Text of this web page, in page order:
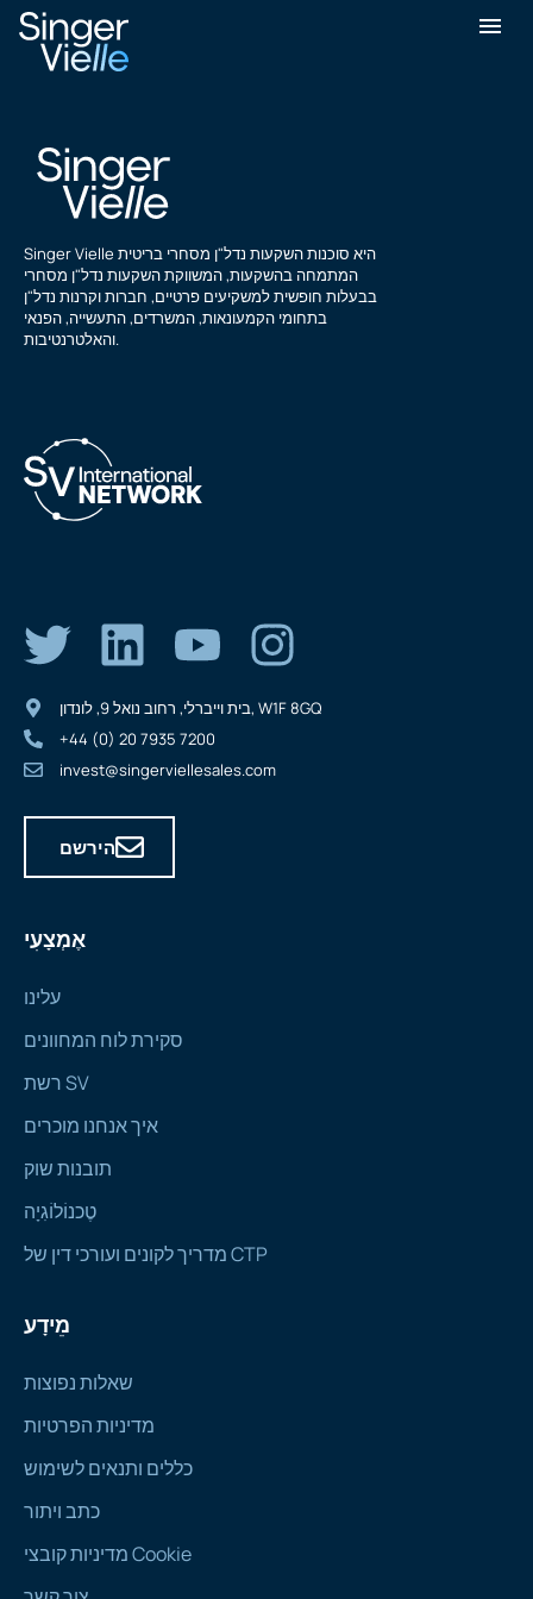
מייקל בלקשאו
Singer Vielle היא סוכנות השקעות נדל"ן מסחרי בריטית
המתמחה בהשקעות, המשווקת השקעות נדל"ן מסחרי
בבעלות חופשית למשקיעים פרטיים, חברות וקרנות נדל"ן
בתחומי הקמעונאות, המשרדים, התעשייה, הפנאי
והאלטרנטיבות.
אֶמְצָעִי
עלינו
סקירת לוח המחוונים
רשת SV
איך אנחנו מוכרים
תובנות שוק
טֶכנוֹלוֹגִיָה
מדריך לקונים ועורכי דין של CTP
מֵידָע
שאלות נפוצות
מדיניות הפרטיות
כללים ותנאים לשימוש
כתב ויתור
מדיניות קובצי Cookie
בית וייברלי, רחוב נואל 9, לונדון, W1F 8GQ
+44 (0) 20 7935 7200
invest@singerviellesales.com
הירשם